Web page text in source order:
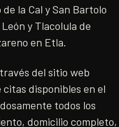
la Cal y San Bartolo
y Tlacolula de
en Etla.
del sitio web
disponibles en el
todos los
domicilio completo,